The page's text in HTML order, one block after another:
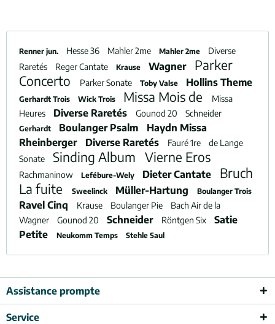
Renner jun. Hesse 36 Mahler 2me Mahler 2me
Diverse
Raretés
Reger Cantate Krause Wagner
Parker
Concerto
Parker Sonate Toby Valse Hollins Theme
Gerhardt Trois Wick Trois Missa Mois de
Missa
Heures
Diverse Raretés Gounod 20 Schneider
Gerhardt Boulanger Psalm
Haydn Missa
Rheinberger
Diverse Raretés Fauré 1re
de Lange
Sonate
Sinding Album Vierne Eros
Rachmaninow Lefébure-Wely Dieter Cantate
Bruch
La fuite
Sweelinck Müller-Hartung Boulanger Trois
Ravel Cinq Krause Boulanger Pie
Bach Air de la
Wagner
Gounod 20 Schneider Röntgen Six
Satie
Petite
Neukomm Temps Stehle Saul
Assistance prompte
Service